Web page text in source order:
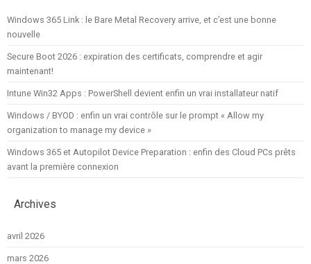
Windows 365 Link : le Bare Metal Recovery arrive, et c’est une bonne
nouvelle
Secure Boot 2026 : expiration des certificats, comprendre et agir
maintenant!
Intune Win32 Apps : PowerShell devient enfin un vrai installateur natif
Windows / BYOD : enfin un vrai contrôle sur le prompt « Allow my
organization to manage my device »
Windows 365 et Autopilot Device Preparation : enfin des Cloud PCs prêts
avant la première connexion
Archives
avril 2026
mars 2026